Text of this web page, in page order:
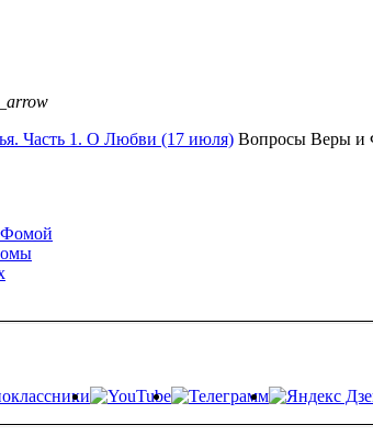
Часть 1. О Любви (17 июля) Вопросы Веры